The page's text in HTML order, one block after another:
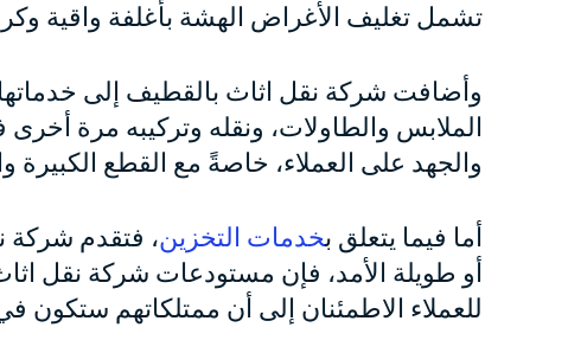
تشمل تغليف الأغراض الهشة بأغلفة واقية
وأضافت شركة نقل اثاث بالقطيف إلى
الملابس والطاولات، ونقله وتركيبه مرة
والجهد على العملاء، خاصةً مع القطع الكبيرة
أما فيما يتعلق بخدمات التخزين، فتقدم شركة
أو طويلة الأمد، فإن مستودعات شركة نقل
للعملاء الاطمئنان إلى أن ممتلكاتهم ستكون